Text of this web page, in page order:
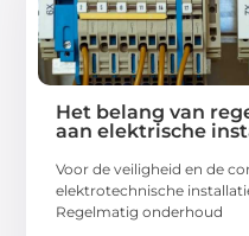
Het belang van
aan elektrische
Voor de veiligheid en de
elektrotechnische
Regelmatig onderhoud